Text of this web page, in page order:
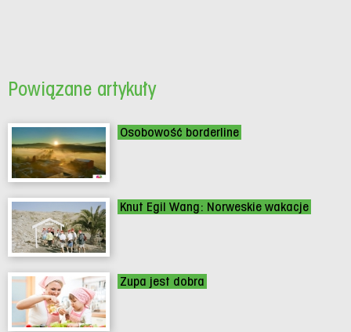
Powiązane artykuły
Osobowość borderline
Knut Egil Wang: Norweskie wakacje
Zupa jest dobra